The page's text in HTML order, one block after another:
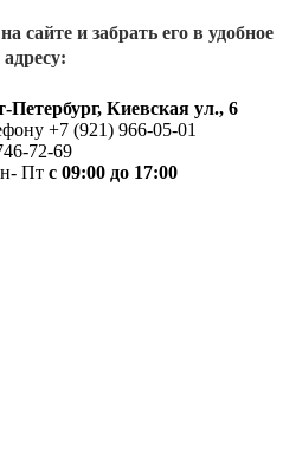
сайте и забрать его в удобное
Петербург, Киевская ул., 6
+7 (921) 966-05-01
72-69
Пт с 09:00 до 17:00